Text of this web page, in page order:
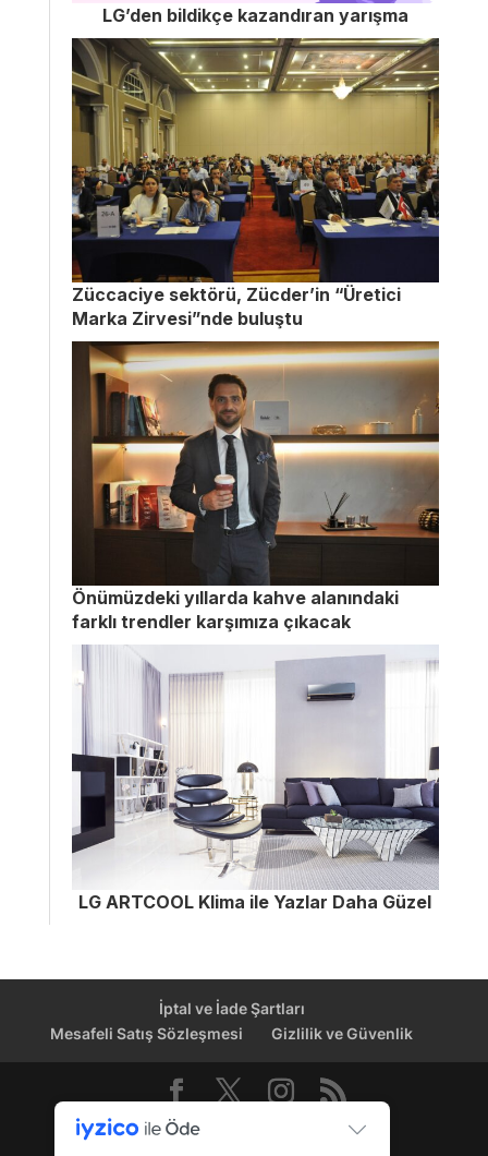
LG’den bildikçe kazandıran yarışma
Züccaciye sektörü, Zücder’in “Üretici
Marka Zirvesi”nde buluştu
Önümüzdeki yıllarda kahve alanındaki
farklı trendler karşımıza çıkacak
LG ARTCOOL Klima ile Yazlar Daha Güzel
İptal ve İade Şartları
Mesafeli Satış Sözleşmesi
Gizlilik ve Güvenlik
Dağıtım Kanalı © 2026